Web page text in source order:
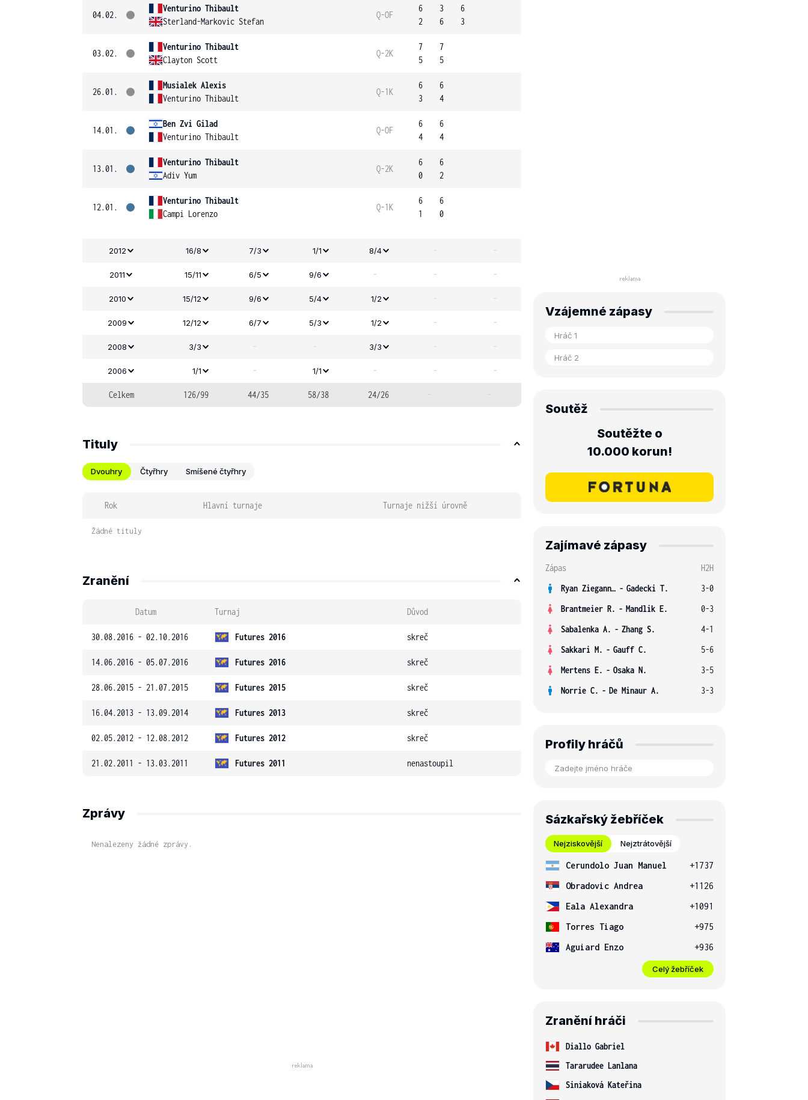
04.02.
Venturino Thibault
Sterland-Markovic Stefan
Q-OF
6
2
3
6
6
3
03.02.
Venturino Thibault
Clayton Scott
Q-2K
7
5
7
5
26.01.
Musialek Alexis
Venturino Thibault
Q-1K
6
3
6
4
14.01.
Ben Zvi Gilad
Venturino Thibault
Q-OF
6
4
6
4
13.01.
Venturino Thibault
Adiv Yum
Q-2K
6
0
6
2
12.01.
Venturino Thibault
Campi Lorenzo
Q-1K
6
1
6
0
2012 16/8 7/3 1/1 8/4 - -
2011 15/11 6/5 9/6 - - -
2010 15/12 9/6 5/4 1/2 - -
2009 12/12 6/7 5/3 1/2 - -
2008 3/3 - - 3/3 - -
2006 1/1 - 1/1 - - -
Celkem 126/99 44/35 58/38 24/26 - -
Tituly
Dvouhry Čtyřhry Smíšené čtyřhry
Rok Hlavní turnaje Turnaje nižší úrovně
Žádné tituly
Zranění
Datum Turnaj Důvod
30.08.2016 - 02.10.2016 Futures 2016 skreč
14.06.2016 - 05.07.2016 Futures 2016 skreč
28.06.2015 - 21.07.2015 Futures 2015 skreč
16.04.2013 - 13.09.2014 Futures 2013 skreč
02.05.2012 - 12.08.2012 Futures 2012 skreč
21.02.2011 - 13.03.2011 Futures 2011 nenastoupil
Zprávy
Nenalezeny žádné zprávy.
Vzájemné zápasy
Soutěž
Soutěžte o
10.000 korun!
Zajímavé zápasy
Zápas
H2H
Ryan Ziegann S. - Gadecki T.
3-0
Brantmeier R. - Mandlik E.
0-3
Sabalenka A. - Zhang S.
4-1
Sakkari M. - Gauff C.
5-6
Mertens E. - Osaka N.
3-5
Norrie C. - De Minaur A. 3-3
Profily hráčů
Sázkařský žebříček
Nejziskovější Nejztrátovější
Cerundolo Juan Manuel
+1737
Obradovic Andrea
+1126
Eala Alexandra
+1091
Torres Tiago
+975
Aguiard Enzo
+936
Celý žebříček
Zranění hráči
Diallo Gabriel
Tararudee Lanlana
Siniaková Kateřina